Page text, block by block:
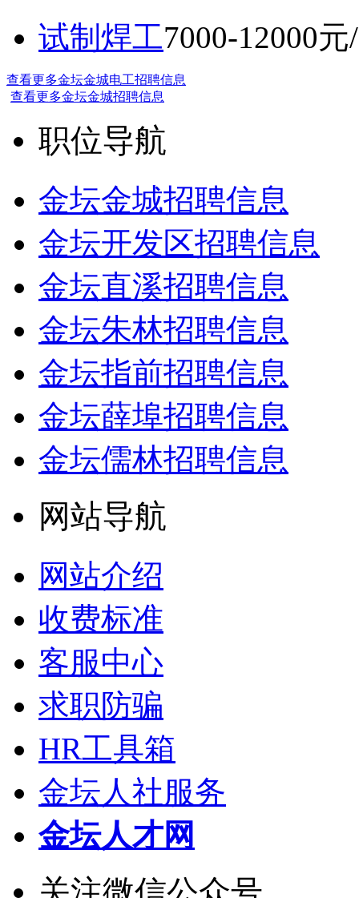
试制焊工7000-12000元
查看更多金坛金城电工招聘信息
查看更多金坛金城招聘信息
职位导航
金坛金城招聘信息
金坛开发区招聘信息
金坛直溪招聘信息
金坛朱林招聘信息
金坛指前招聘信息
金坛薛埠招聘信息
金坛儒林招聘信息
网站导航
网站介绍
收费标准
客服中心
求职防骗
HR工具箱
金坛人社服务
金坛人才网